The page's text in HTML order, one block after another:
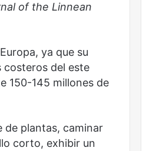
of the Linnean
ya que su
costeros del este
150-145 millones de
de plantas, caminar
corto, exhibir un
nueva colección digital